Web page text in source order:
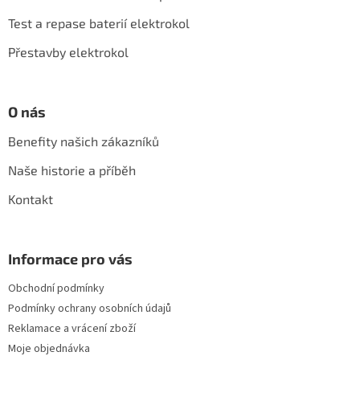
Test a repase baterií elektrokol
Přestavby elektrokol
O nás
Benefity našich zákazníků
Naše historie a příběh
Kontakt
Informace pro vás
Obchodní podmínky
Podmínky ochrany osobních údajů
Reklamace a vrácení zboží
Moje objednávka